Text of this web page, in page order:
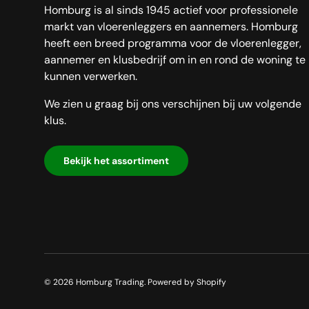
Homburg is al sinds 1945 actief voor professionele
markt van vloerenleggers en aannemers. Homburg
heeft een breed programma voor de vloerenlegger,
aannemer en klusbedrijf om in en rond de woning te
kunnen verwerken.
We zien u graag bij ons verschijnen bij uw volgende
klus.
Bekijk het assortiment
© 2026 Homburg Trading. Powered by Shopify